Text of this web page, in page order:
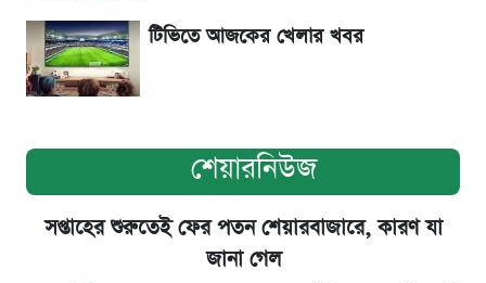
টিভিতে আজকের খেলার খবর
শেয়ারনিউজ
সপ্তাহের শুরুতেই ফের পতন শেয়ারবাজারে, কারণ যা
জানা গেল